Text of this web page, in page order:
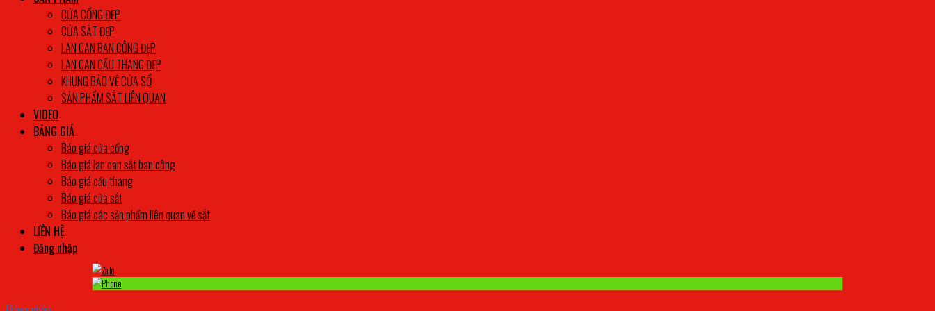
CỬA CỔNG ĐẸP
CỬA SẮT ĐẸP
LAN CAN BAN CÔNG ĐẸP
LAN CAN CẦU THANG ĐẸP
KHUNG BẢO VỆ CỬA SỔ
SẢN PHẨM SẮT LIÊN QUAN
VIDEO
BẢNG GIÁ
Báo giá cửa cổng
Báo giá lan can sắt ban công
Báo giá cầu thang
Báo giá cửa sắt
Báo giá các sản phẩm liên quan về sắt
LIÊN HỆ
Đăng nhập